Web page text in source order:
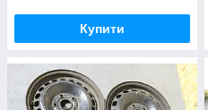
Купити